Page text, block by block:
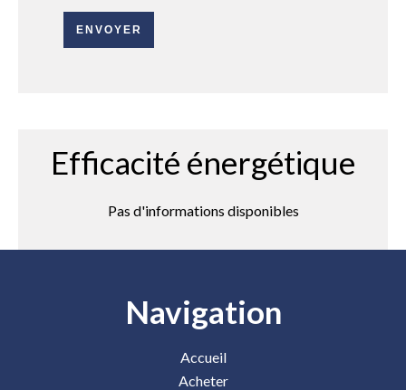
ENVOYER
Efficacité énergétique
Pas d'informations disponibles
Navigation
Accueil
Acheter